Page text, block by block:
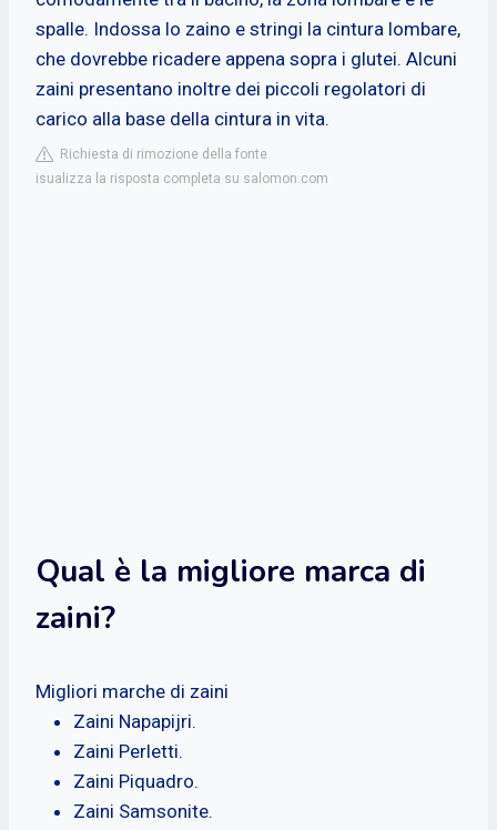
spalle. Indossa lo zaino e stringi la cintura lombare,
che dovrebbe ricadere appena sopra i glutei. Alcuni
zaini presentano inoltre dei piccoli regolatori di
carico alla base della cintura in vita.
Richiesta di rimozione della fonte
isualizza la risposta completa su salomon.com
Qual è la migliore marca di
zaini?
Migliori marche di zaini
Zaini Napapijri.
Zaini Perletti.
Zaini Piquadro.
Zaini Samsonite.